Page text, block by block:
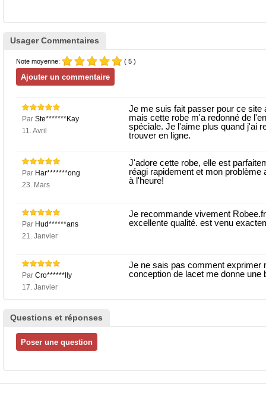
Usager Commentaires
Note moyenne: ( 5 )
Par Ste*******Kay
11. Avril
Je me suis fait passer pour ce site
mais cette robe m'a redonné de
spéciale. Je l'aime plus quand j'ai
trouver en ligne.
Par Har*******ong
23. Mars
J'adore cette robe, elle est
réagi rapidement et mon
à l'heure!
Par Hud******ans
21. Janvier
Je recommande vivement
excellente qualité. est venu
Par Cro******lly
17. Janvier
Je ne sais pas comment exprimer
conception de lacet me donne une
Questions et réponses